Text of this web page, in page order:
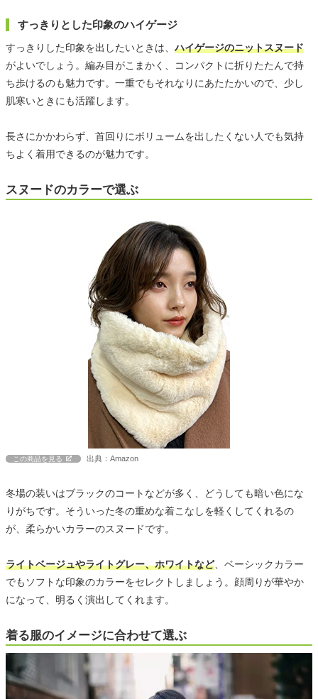
すっきりとした印象のハイゲージ
すっきりした印象を出したいときは、ハイゲージのニットスヌード
がよいでしょう。編み目がこまかく、コンパクトに折りたたんで持
ち歩けるのも魅力です。一重でもそれなりにあたたかいので、少し
肌寒いときにも活躍します。
長さにかかわらず、首回りにボリュームを出したくない人でも気持
ちよく着用できるのが魅力です。
スヌードのカラーで選ぶ
この商品を見る 出典：Amazon
冬場の装いはブラックのコートなどが多く、どうしても暗い色にな
りがちです。そういった冬の重めな着こなしを軽くしてくれるの
が、柔らかいカラーのスヌードです。
ライトベージュやライトグレー、ホワイトなど、ベーシックカラー
でもソフトな印象のカラーをセレクトしましょう。顔周りが華やか
になって、明るく演出してくれます。
着る服のイメージに合わせて選ぶ